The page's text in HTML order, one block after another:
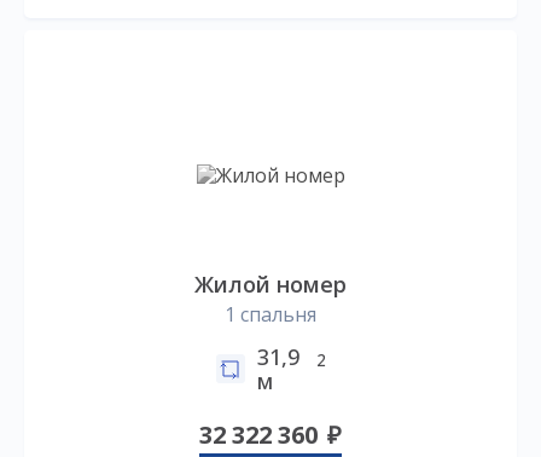
Жилой номер
1 спальня
31,9
м
2
32 322 360